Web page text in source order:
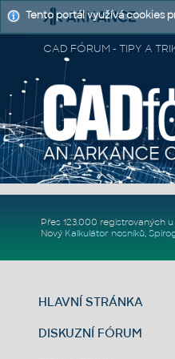
CAD FÓRUM - TIPY A
Přes 123.000 registrovaných
Nový Kalkulátor nosníků,
HLAVNÍ STRÁNKA
DISKUZNÍ FÓRUM
Tento portál využívá cookies